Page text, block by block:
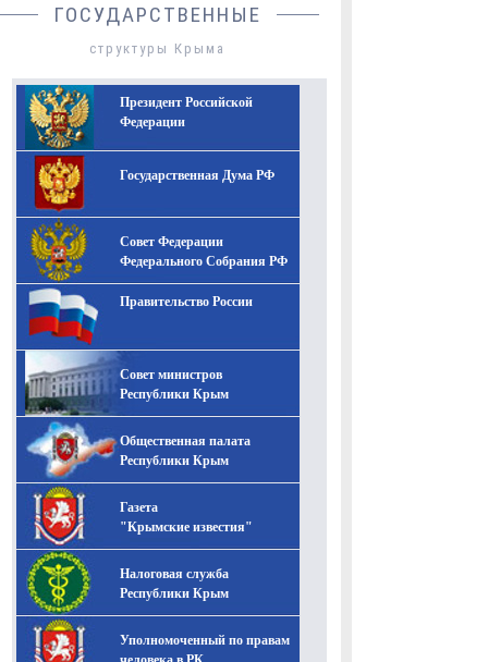
ГОСУДАРСТВЕННЫЕ
структуры Крыма
Президент Российской
Федерации
Государственная Дума РФ
Совет Федерации
Федерального Собрания РФ
Правительство России
Совет министров
Республики Крым
Общественная палата
Республики Крым
Газета
"Крымские известия"
Налоговая служба
Республики Крым
Уполномоченный по правам